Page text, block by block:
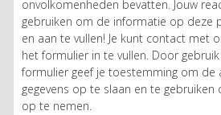
onvolkomenheden bevatten. Jouw
gebruiken om de informatie op deze
en aan te vullen! Je kunt contact met
het formulier in te vullen. Door
formulier geef je toestemming om de
gegevens op te slaan en te
op te nemen.